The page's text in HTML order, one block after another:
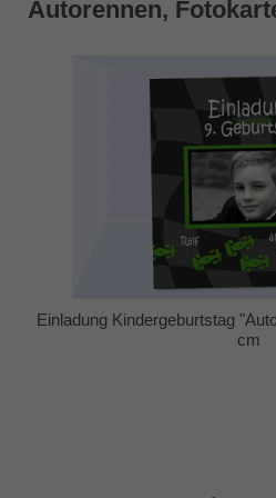
Autorennen,
Einladung Kindergeburtstag
cm